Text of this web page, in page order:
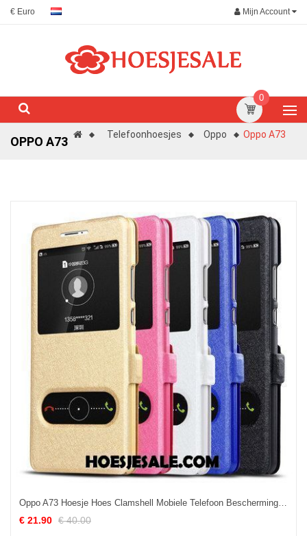
€ Euro Mijn Account
0
OPPO A73 Telefoonhoesjes Oppo Oppo A73
Oppo A73 Hoesje Hoes Clamshell Mobiele Telefoon Bescherming Leren Etui Aanbiedingen
€ 21.90 € 40.00